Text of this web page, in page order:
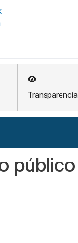
Transparencia
público